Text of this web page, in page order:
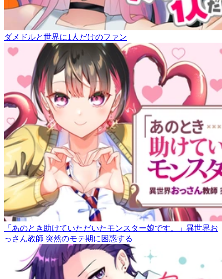
ダメドルと世界に1人だけのファン
「あのとき助けていただいたモンスター娘です。」異世界お
っさん教師 突然のモテ期に困惑する